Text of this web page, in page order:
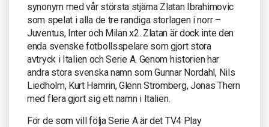
synonym med vår största stjärna Zlatan Ibrahimovic
som spelat i alla de tre randiga storlagen i norr –
Juventus, Inter och Milan x2. Zlatan är dock inte den
enda svenske fotbollsspelare som gjort stora
avtryck i Italien och Serie A. Genom historien har
andra stora svenska namn som Gunnar Nordahl, Nils
Liedholm, Kurt Hamrin, Glenn Strömberg, Jonas Thern
med flera gjort sig ett namn i Italien.
För de som vill följa Serie A är det TV4 Play